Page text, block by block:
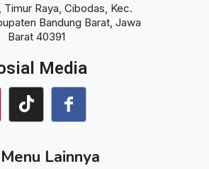
Timur Raya, Cibodas, Kec.
Bandung Barat, Jawa
Barat 40391
Media
Menu Lainnya